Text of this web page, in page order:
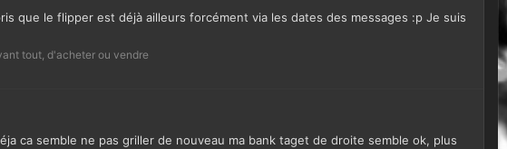
que le flipper est déjà ailleurs forcément via les dates des messages :p Je suis
tout, d'acheter ou vendre
ca semble ne pas griller de nouveau ma bank taget de droite semble ok, plus